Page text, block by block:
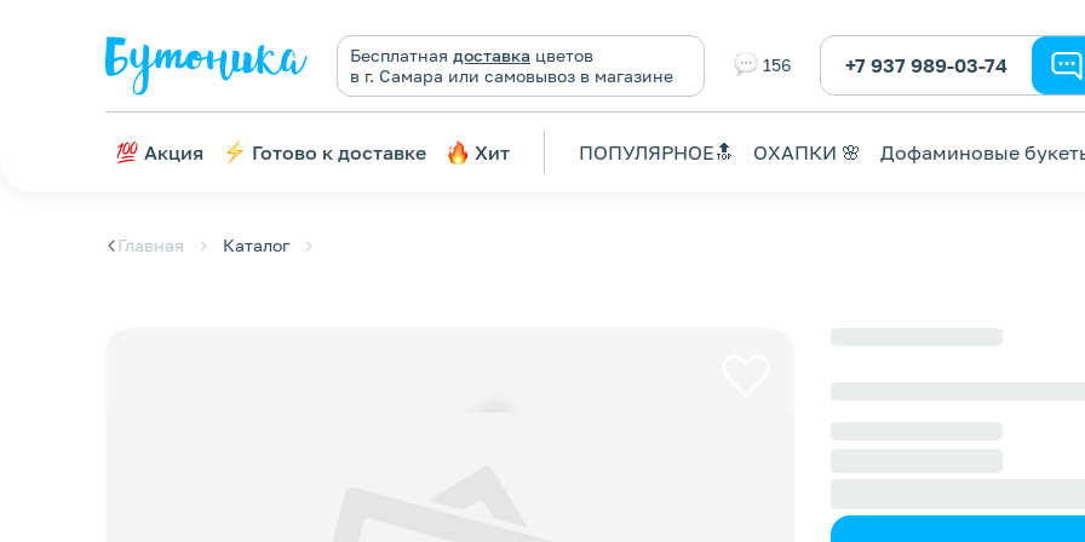
Бесплатная доставка цветов
в г. Самара или самовывоз в магазине
156 +7 937 989-03-74
Акция Готово к доставке Хит ПОПУЛЯРНОЕ🔝 ОХАПКИ 🌸 Дофаминовые
Главная Каталог